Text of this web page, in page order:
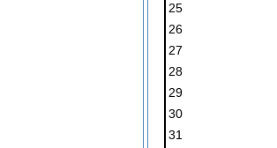
25
26
27
28
29
30
31